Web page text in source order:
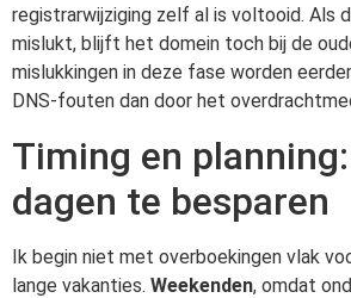
registrarwijziging zelf al is voltooid. Als
mislukt, blijft het domein toch bij de
mislukkingen in deze fase worden
DNS-fouten dan door het
Timing en
dagen te besparen
Ik begin niet met overboekingen vlak
lange vakanties. Weekenden, omdat